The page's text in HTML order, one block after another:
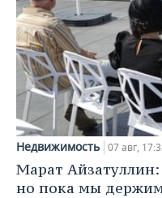
Недвижимость 07 авг,
Марат
но пока мы